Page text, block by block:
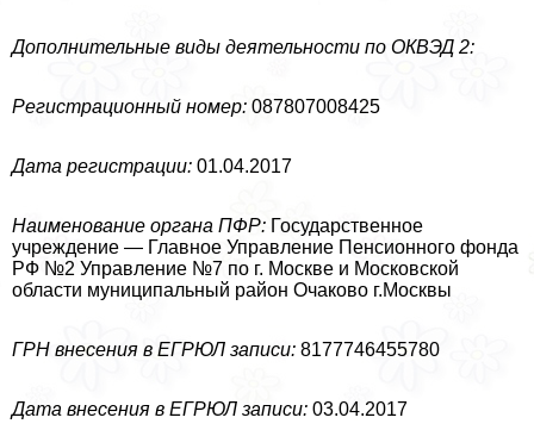
Дополнительные виды деятельности по ОКВЭД 2:
Регистрационный номер: 087807008425
Дата регистрации: 01.04.2017
Наименование органа ПФР: Государственное
учреждение — Главное Управление Пенсионного фонда
РФ №2 Управление №7 по г. Москве и Московской
области муниципальный район Очаково г.Москвы
ГРН внесения в ЕГРЮЛ записи: 8177746455780
Дата внесения в ЕГРЮЛ записи: 03.04.2017